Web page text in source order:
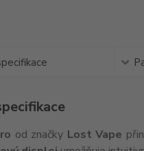
od značky Lost Vape